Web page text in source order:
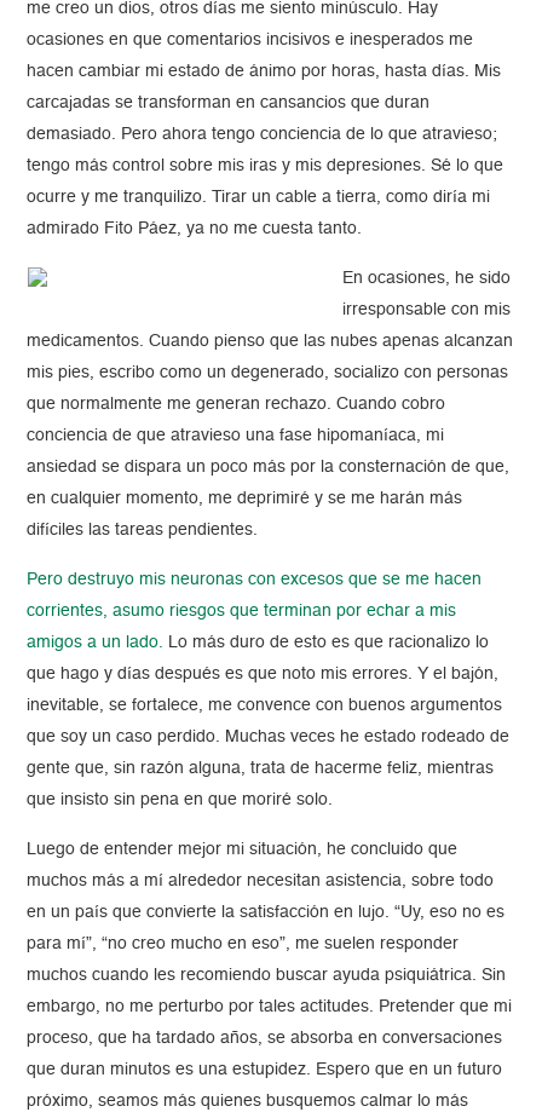
me creo un dios, otros días me siento minúsculo. Hay
ocasiones en que comentarios incisivos e inesperados me
hacen cambiar mi estado de ánimo por horas, hasta días. Mis
carcajadas se transforman en cansancios que duran
demasiado. Pero ahora tengo conciencia de lo que atravieso;
tengo más control sobre mis iras y mis depresiones. Sé lo que
ocurre y me tranquilizo. Tirar un cable a tierra, como diría mi
admirado Fito Páez, ya no me cuesta tanto.
En ocasiones, he sido
irresponsable con mis
medicamentos. Cuando pienso que las nubes apenas alcanzan
mis pies, escribo como un degenerado, socializo con personas
que normalmente me generan rechazo. Cuando cobro
conciencia de que atravieso una fase hipomaníaca, mi
ansiedad se dispara un poco más por la consternación de que,
en cualquier momento, me deprimiré y se me harán más
difíciles las tareas pendientes.
Pero destruyo mis neuronas con excesos que se me hacen
corrientes, asumo riesgos que terminan por echar a mis
amigos a un lado. Lo más duro de esto es que racionalizo lo
que hago y días después es que noto mis errores. Y el bajón,
inevitable, se fortalece, me convence con buenos argumentos
que soy un caso perdido. Muchas veces he estado rodeado de
gente que, sin razón alguna, trata de hacerme feliz, mientras
que insisto sin pena en que moriré solo.
Luego de entender mejor mi situación, he concluido que
muchos más a mí alrededor necesitan asistencia, sobre todo
en un país que convierte la satisfacción en lujo. “Uy, eso no es
para mí”, “no creo mucho en eso”, me suelen responder
muchos cuando les recomiendo buscar ayuda psiquiátrica. Sin
embargo, no me perturbo por tales actitudes. Pretender que mi
proceso, que ha tardado años, se absorba en conversaciones
que duran minutos es una estupidez. Espero que en un futuro
próximo, seamos más quienes busquemos calmar lo más